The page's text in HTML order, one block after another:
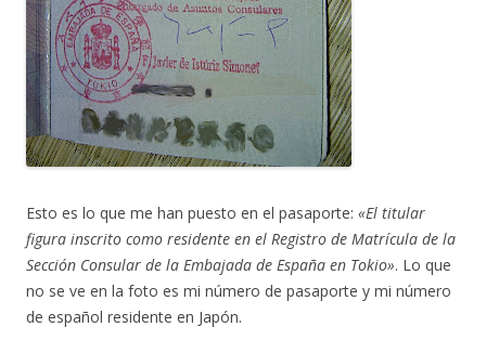
Esto es lo que me han puesto en el pasaporte: «El titular
figura inscrito como residente en el Registro de Matrícula de la
Sección Consular de la Embajada de España en Tokio». Lo que
no se ve en la foto es mi número de pasaporte y mi número
de español residente en Japón.